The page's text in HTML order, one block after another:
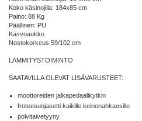
Koko käsinojilla: 184x85 cm
Paino: 88 Kg
Päällinen: PU
Kasvoaukko
Nostokorkeus 59/102 cm
LÄMMITYSTOIMINTO
SAATAVILLA OLEVAT LISÄVARUSTEET:
moottoreiden jalkapedaalikytkin
froteesuojasetti kaikille keinonahkaosille
polvitaivetyyny